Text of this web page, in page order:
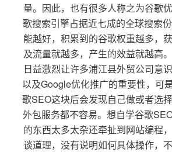
量。因此，也有很多人称之为谷歌
歌搜索引擎占据近七成的全球搜索
能越好，积累到的谷歌权重越多，
及流量就越多，产生的效益就越高
日益激烈让许多浦江县外贸公司意
以及Google优化推广的重要性，可
歌SEO这块后会发现自己做或者选
外包服务都不容易。想自学谷歌
的东西太多太杂还牵扯到网站编程
谈道理，没有说明如何具体操作，